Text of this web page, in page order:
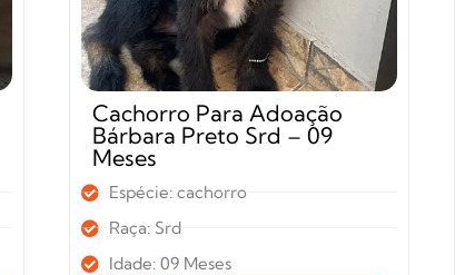
Cachorro Para Adoação
Bárbara Preto Srd – 09
Meses
Espécie: cachorro
Raça: Srd
Idade: 09 Meses